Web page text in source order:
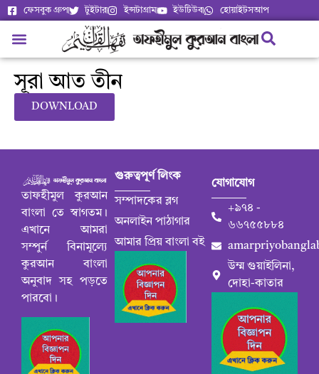
ফেসবুক গ্রুপ টুইটার ইন্সটাগ্রাম ইউটিউব হোয়াইটসআপ
সূরা আত তীন
DOWNLOAD
তাফহীমুল কুরআন
বাংলা তে স্বাগতম।
এখানে আমরা
সম্পুর্ন বিনামূল্যে
কুরআন বাংলা
অনুবাদ সহ পড়তে
পারবো।
গুরুত্বপূর্ণ লিংক
সম্পাদকের ব্লগ
অনলাইন পাঠাগার
আমার প্রিয় বাংলা বই
যোগাযোগ
+৯৭৪ -
৬৬৭৫৫৮৮৪
উম্ম গুয়াইলিনা,
দোহা-কাতার